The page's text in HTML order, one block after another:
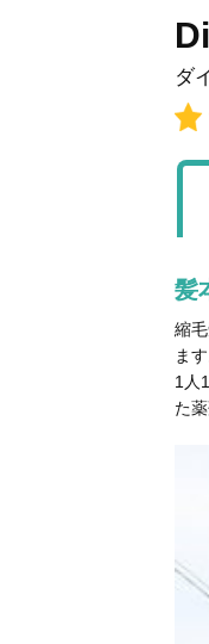
ダ
髪
縮
ます
1人
た